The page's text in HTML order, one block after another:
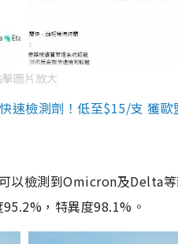
擊圖片放大
速檢測劑！低至$15/支 獲
以檢測到Omicron及Delta
，特異度98.1%。